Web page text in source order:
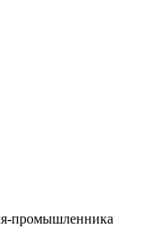
промышленника